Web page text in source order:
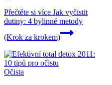
Přečtěte si více Jak vyčistit
dutiny: 4 bylinné metody
(Krok za krokem)
Očista